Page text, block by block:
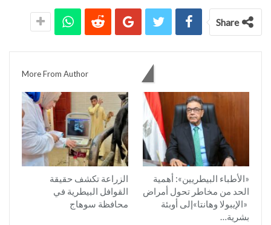
Share
More From Author
«الأطباء البيطريين»: أهمية
الحد من مخاطر تحول أمراض
«الإيبولا وهانتا»إلى أوبئة
بشرية…
الزراعة تكشف حقيقة
القوافل البيطرية في
محافظة سوهاج